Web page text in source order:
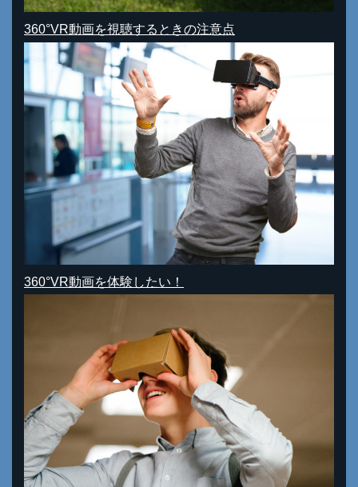
360°VR動画を視聴するときの注意点
360°VR動画を体験したい！